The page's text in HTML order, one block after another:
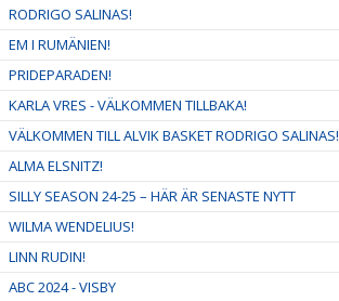
RODRIGO SALINAS!
EM I RUMÄNIEN!
PRIDEPARADEN!
KARLA VRES - VÄLKOMMEN TILLBAKA!
VÄLKOMMEN TILL ALVIK BASKET RODRIGO SALINAS!
ALMA ELSNITZ!
SILLY SEASON 24-25 – HÄR ÄR SENASTE NYTT
WILMA WENDELIUS!
LINN RUDIN!
ABC 2024 - VISBY